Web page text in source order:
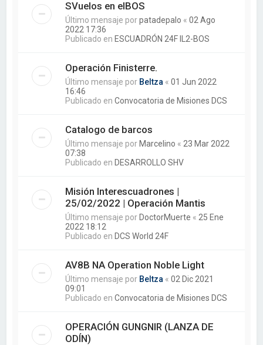
SVuelos en elBOS
Último mensaje porpatadepalo «02 Ago
2022 17:36
Publicado en ESCUADRÓN 24F IL2-BOS
Operación Finisterre.
Último mensaje por Beltza «01 Jun 2022
16:46
Publicado enConvocatoria de Misiones DCS
Catalogo de barcos
Último mensaje por Marcelino « 23 Mar 2022
07:38
Publicado en DESARROLLO SHV
Misión Interescuadrones |
25/02/2022 | Operación Mantis
Último mensaje por DoctorMuerte « 25 Ene
2022 18:12
Publicado en DCS World 24F
AV8B NA Operation Noble Light
Último mensaje por Beltza «02 Dic 2021
09:01
Publicado enConvocatoria de Misiones DCS
OPERACIÓN GUNGNIR (LANZA DE
ODÍN)